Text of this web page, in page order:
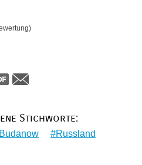
Stichworte:
Russland